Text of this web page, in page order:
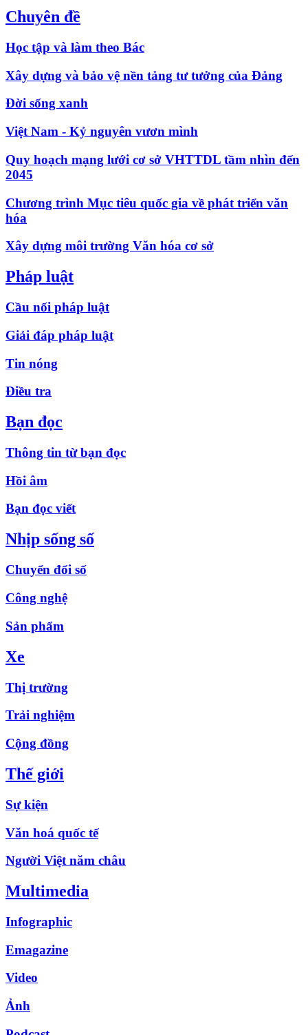
Chuyên đề
Học tập và làm theo Bác
Xây dựng và bảo vệ nền tảng tư tưởng của Đảng
Đời sống xanh
Việt Nam - Kỷ nguyên vươn mình
Quy hoạch mạng lưới cơ sở VHTTDL tầm nhìn đến
2045
Chương trình Mục tiêu quốc gia về phát triển văn
hóa
Xây dựng môi trường Văn hóa cơ sở
Pháp luật
Cầu nối pháp luật
Giải đáp pháp luật
Tin nóng
Điều tra
Bạn đọc
Thông tin từ bạn đọc
Hồi âm
Bạn đọc viết
Nhịp sống số
Chuyển đổi số
Công nghệ
Sản phẩm
Xe
Thị trường
Trải nghiệm
Cộng đồng
Thế giới
Sự kiện
Văn hoá quốc tế
Người Việt năm châu
Multimedia
Infographic
Emagazine
Video
Ảnh